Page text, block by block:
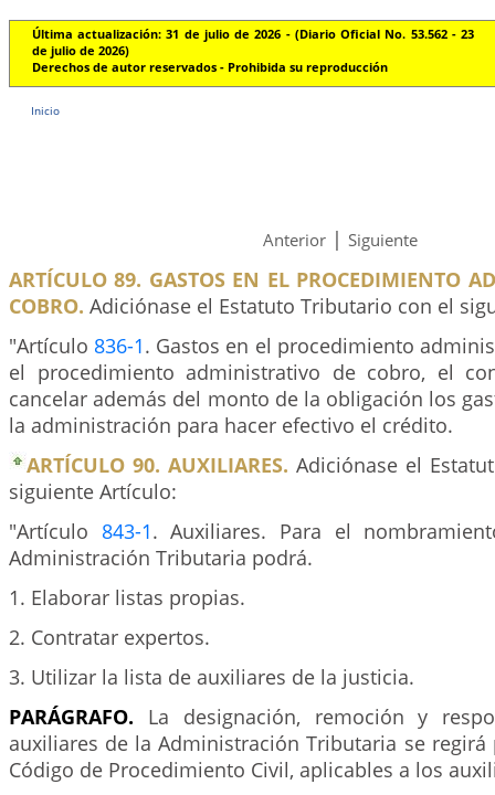
Última actualización: 31 de julio de 2026 - (Diario Oficial No. 53.562 - 23
de julio de 2026)
Derechos de autor reservados - Prohibida su reproducción
Inicio
Anterior | Siguiente
ARTÍCULO 89. GASTOS EN EL PROCEDIMIENTO
COBRO. Adiciónase el Estatuto Tributario con el
"Artículo 836-1. Gastos en el procedimiento
el procedimiento administrativo de cobro, el
cancelar además del monto de la obligación los
la administración para hacer efectivo el crédito.
ARTÍCULO 90. AUXILIARES. Adiciónase el
siguiente Artículo:
"Artículo 843-1. Auxiliares. Para el
Administración Tributaria podrá.
1. Elaborar listas propias.
2. Contratar expertos.
3. Utilizar la lista de auxiliares de la justicia.
PARÁGRAFO. La designación, remoción y
auxiliares de la Administración Tributaria se
Código de Procedimiento Civil, aplicables a los